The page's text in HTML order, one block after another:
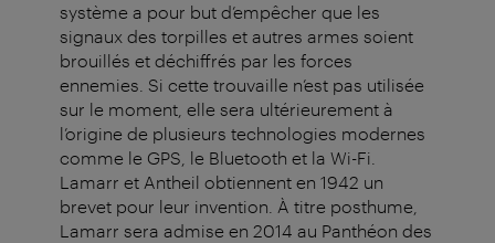
système a pour but d’empêcher que les
signaux des torpilles et autres armes soient
brouillés et déchiffrés par les forces
ennemies. Si cette trouvaille n’est pas utilisée
sur le moment, elle sera ultérieurement à
l’origine de plusieurs technologies modernes
comme le GPS, le Bluetooth et la Wi-Fi.
Lamarr et Antheil obtiennent en 1942 un
brevet pour leur invention. À titre posthume,
Lamarr sera admise en 2014 au Panthéon des